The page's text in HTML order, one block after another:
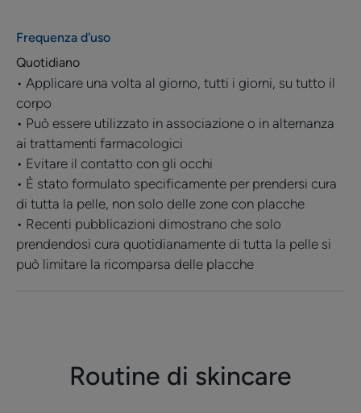
di utilizzo
• 52%¹ di sensazioni di prurito* in meno dopo un mese
di utilizzo
Benefici
• Riduce la secchezza cutanea : La pelle ritrova
morbidezza e comfort
• Lenisce la sensazione di prurito* : il
POLIDOCANOLO aiuta a lenire la sensazione di prurito
causata dalla secchezza cutanea
• Migliora l'aspetto della pelle : agisce direttamente sui
cheratinociti (cellule dello strato superficiale della
pelle) per contrastare la comparsa delle placche,
CONSISTENZA RACCOLTA DIFFERENZIATA
Frequenza d'uso
Quotidiano
• Applicare una volta al giorno, tutti i giorni, su tutto il
corpo
• Può essere utilizzato in associazione o in alternanza
ai trattamenti farmacologici
• Evitare il contatto con gli occhi
• È stato formulato specificamente per prendersi cura
di tutta la pelle, non solo delle zone con placche
• Recenti pubblicazioni dimostrano che solo
prendendosi cura quotidianamente di tutta la pelle si
può limitare la ricomparsa delle placche
Routine di skincare